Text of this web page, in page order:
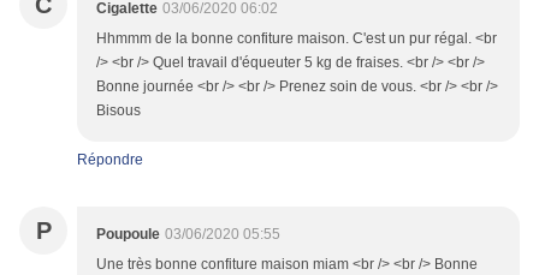
Cigalette 03/06/2020 06:02
Hhmmm de la bonne confiture maison. C'est un pur régal. <br
/> <br /> Quel travail d'équeuter 5 kg de fraises. <br /> <br />
Bonne journée <br /> <br /> Prenez soin de vous. <br /> <br />
Bisous
Répondre
P Poupoule 03/06/2020 05:55
Une très bonne confiture maison miam <br /> <br /> Bonne